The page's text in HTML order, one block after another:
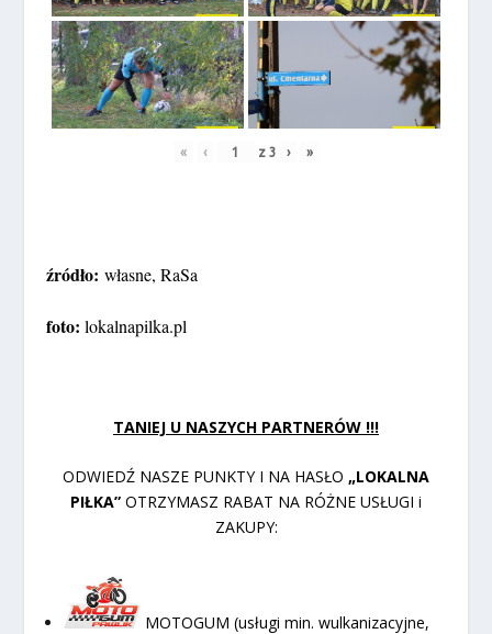
« ‹ z 3 › »
źródło:własne, RaSa
foto:lokalnapilka.pl
TANIEJ U NASZYCH PARTNERÓW !!!
ODWIEDŹ NASZE PUNKTY I NA HASŁO „LOKALNA
PIŁKA” OTRZYMASZ RABAT NA RÓŻNE USŁUGI i
ZAKUPY:
MOTOGUM (usługi min. wulkanizacyjne,